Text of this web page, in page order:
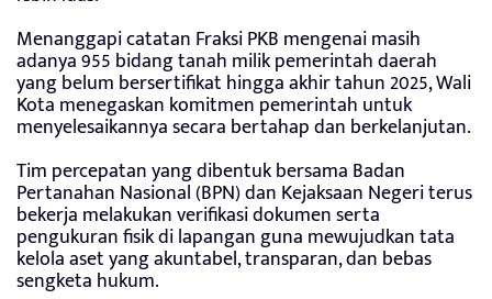
Menanggapi catatan Fraksi PKB mengenai masih
adanya 955 bidang tanah milik pemerintah daerah
yang belum bersertifikat hingga akhir tahun 2025, Wali
Kota menegaskan komitmen pemerintah untuk
menyelesaikannya secara bertahap dan berkelanjutan.
Tim percepatan yang dibentuk bersama Badan
Pertanahan Nasional (BPN) dan Kejaksaan Negeri terus
bekerja melakukan verifikasi dokumen serta
pengukuran fisik di lapangan guna mewujudkan tata
kelola aset yang akuntabel, transparan, dan bebas
sengketa hukum.